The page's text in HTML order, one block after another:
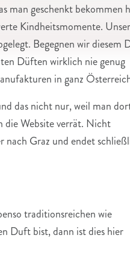
man geschenkt bekommen
Kindheitsmomente. Unser
Begegnen wir diesem
Düften wirklich nie genug
in ganz
das nicht nur, weil man
die Website verrät. Nicht
Graz und endet
traditionsreichen wie
Duft bist, dann ist dies hier